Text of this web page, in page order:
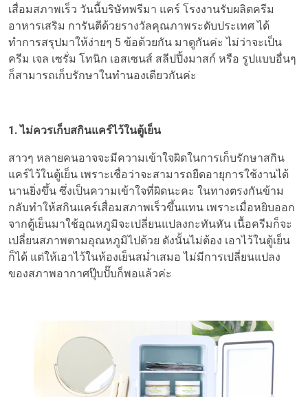
เสื่อมสภาพเร็ว วันนี้บริษัทพรีมา แคร์ โรงงานรับผลิตครีม
อาหารเสริม การันตีด้วยรางวัลคุณภาพระดับประเทศ ได้
ทำการสรุปมาให้ง่ายๆ 5 ข้อด้วยกัน มาดูกันค่ะ ไม่ว่าจะเป็น
ครีม เจล เซรั่ม โทนิก เอสเซนส์ สลีปปิ้งมาสก์ หรือ รูปแบบอื่นๆ
ก็สามารถเก็บรักษาในทำนองเดียวกันค่ะ
1. ไม่ควรเก็บสกินแคร์ไว้ในตู้เย็น
สาวๆ หลายคนอาจจะมีความเข้าใจผิดในการเก็บรักษาสกิน
แคร์ไว้ในตู้เย็น เพราะเชื่อว่าจะสามารถยืดอายุการใช้งานได้
นานยิ่งขึ้น ซึ่งเป็นความเข้าใจที่ผิดนะคะ ในทางตรงกันข้าม
กลับทำให้สกินแคร์เสื่อมสภาพเร็วขึ้นแทน เพราะเมื่อหยิบออก
จากตู้เย็นมาใช้อุณหภูมิจะเปลี่ยนแปลงกะทันหัน เนื้อครีมก็จะ
เปลี่ยนสภาพตามอุณหภูมิไปด้วย ดังนั้นไม่ต้อง เอาไว้ในตู้เย็น
ก็ได้ แต่ให้เอาไว้ในห้องเย็นสม่ำเสมอ ไม่มีการเปลี่ยนแปลง
ของสภาพอากาศปุ๊บปั๊บก็พอแล้วค่ะ